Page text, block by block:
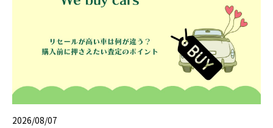
2026/08/07